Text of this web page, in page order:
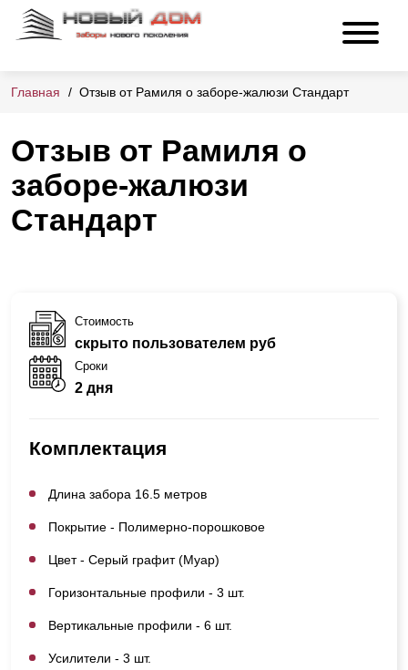
Главная Отзыв от Рамиля о заборе-жалюзи Стандарт
Отзыв от Рамиля о
заборе-жалюзи
Стандарт
Стоимость
скрыто пользователем руб
Сроки
2 дня
Комплектация
Длина забора 16.5 метров
Покрытие - Полимерно-порошковое
Цвет - Серый графит (Муар)
Горизонтальные профили - 3 шт.
Вертикальные профили - 6 шт.
Усилители - 3 шт.